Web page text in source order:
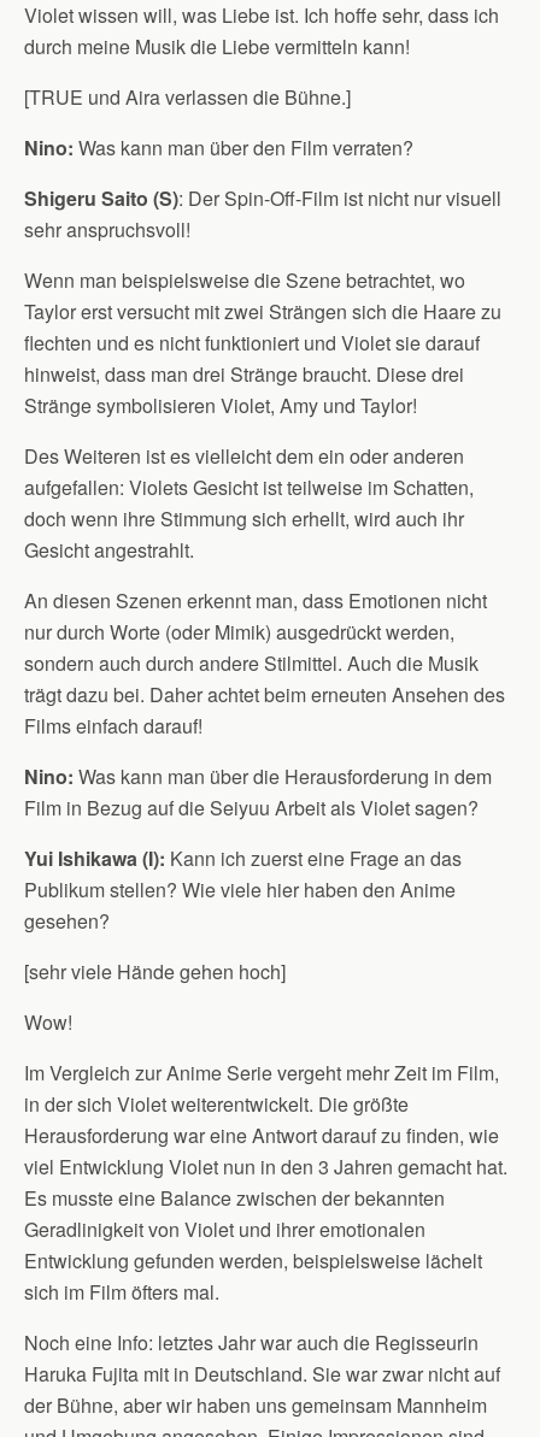
Violet wissen will, was Liebe ist. Ich hoffe sehr, dass ich
durch meine Musik die Liebe vermitteln kann!
[TRUE und Aira verlassen die Bühne.]
Nino: Was kann man über den Film verraten?
Shigeru Saito (S): Der Spin-Off-Film ist nicht nur visuell
sehr anspruchsvoll!
Wenn man beispielsweise die Szene betrachtet, wo
Taylor erst versucht mit zwei Strängen sich die Haare zu
flechten und es nicht funktioniert und Violet sie darauf
hinweist, dass man drei Stränge braucht. Diese drei
Stränge symbolisieren Violet, Amy und Taylor!
Des Weiteren ist es vielleicht dem ein oder anderen
aufgefallen: Violets Gesicht ist teilweise im Schatten,
doch wenn ihre Stimmung sich erhellt, wird auch ihr
Gesicht angestrahlt.
An diesen Szenen erkennt man, dass Emotionen nicht
nur durch Worte (oder Mimik) ausgedrückt werden,
sondern auch durch andere Stilmittel. Auch die Musik
trägt dazu bei. Daher achtet beim erneuten Ansehen des
Films einfach darauf!
Nino: Was kann man über die Herausforderung in dem
Film in Bezug auf die Seiyuu Arbeit als Violet sagen?
Yui Ishikawa (I): Kann ich zuerst eine Frage an das
Publikum stellen? Wie viele hier haben den Anime
gesehen?
[sehr viele Hände gehen hoch]
Wow!
Im Vergleich zur Anime Serie vergeht mehr Zeit im Film,
in der sich Violet weiterentwickelt. Die größte
Herausforderung war eine Antwort darauf zu finden, wie
viel Entwicklung Violet nun in den 3 Jahren gemacht hat.
Es musste eine Balance zwischen der bekannten
Geradlinigkeit von Violet und ihrer emotionalen
Entwicklung gefunden werden, beispielsweise lächelt
sich im Film öfters mal.
Noch eine Info: letztes Jahr war auch die Regisseurin
Haruka Fujita mit in Deutschland. Sie war zwar nicht auf
der Bühne, aber wir haben uns gemeinsam Mannheim